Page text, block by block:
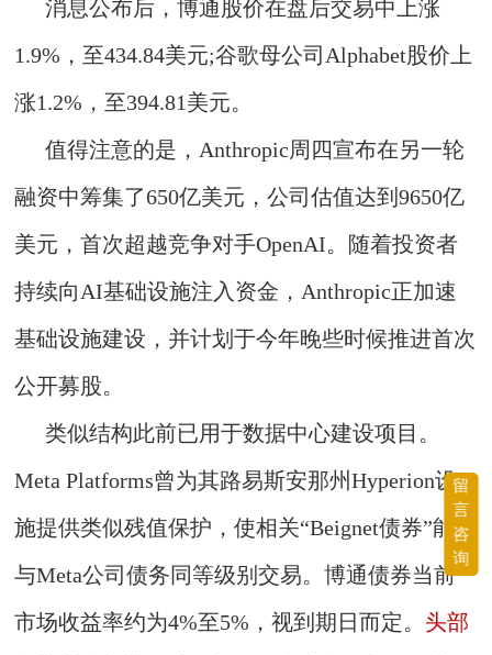
消息公布后，博通股价在盘后交易中上涨
1.9%，至434.84美元;谷歌母公司Alphabet股价上
涨1.2%，至394.81美元。
值得注意的是，Anthropic周四宣布在另一轮
融资中筹集了650亿美元，公司估值达到9650亿
美元，首次超越竞争对手OpenAI。随着投资者
持续向AI基础设施注入资金，Anthropic正加速
基础设施建设，并计划于今年晚些时候推进首次
公开募股。
类似结构此前已用于数据中心建设项目。
Meta Platforms曾为其路易斯安那州Hyperion设
施提供类似残值保护，使相关“Beignet债券”能够
与Meta公司债务同等级别交易。博通债券当前
市场收益率约为4%至5%，视到期日而定。 头部
留
言
咨
询